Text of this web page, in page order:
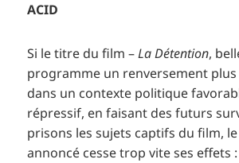
ACID
Si le titre du film –La Détention,
programme un renversement
dans un contexte politique
répressif, en faisant des futurs
prisons les sujets captifs du film,
annoncé cesse trop vite ses effets